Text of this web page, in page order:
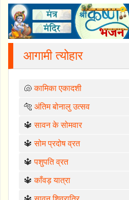
आगामी त्योहार
🐚कामिका एकादशी
🐅 अंतिम बोनालु उत्सव
🔱सावन के सोमवार
🔱सोम प्रदोष व्रत
🔱पशुपति व्रत
🔱काँवड़ यात्रा